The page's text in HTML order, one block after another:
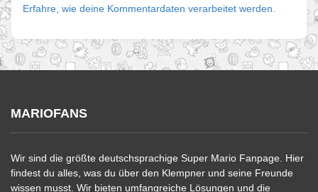
Erfahre, wie deine Kommentardaten verarbeitet werden.
MARIOFANS
Wir sind die größte deutschsprachige Super Mario Fanpage. Hier
findest du alles, was du über den Klempner und seine Freunde
wissen musst. Wir bieten umfangreiche Lösungen und die